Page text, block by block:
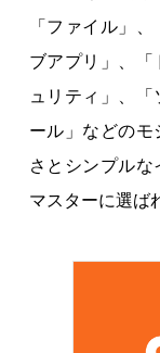
「ファイル」
ブアプリ」、「
ュリティ」、
ール」などの
さとシンプル
マスターに選ば